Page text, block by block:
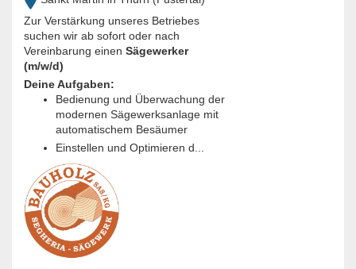
Zur Verstärkung unseres Betriebes
suchen wir ab sofort oder nach
Vereinbarung einen Sägewerker
(m/w/d)
Deine Aufgaben:
Bedienung und Überwachung der
modernen Sägewerksanlage mit
automatischem Besäumer
Einstellen und Optimieren d...